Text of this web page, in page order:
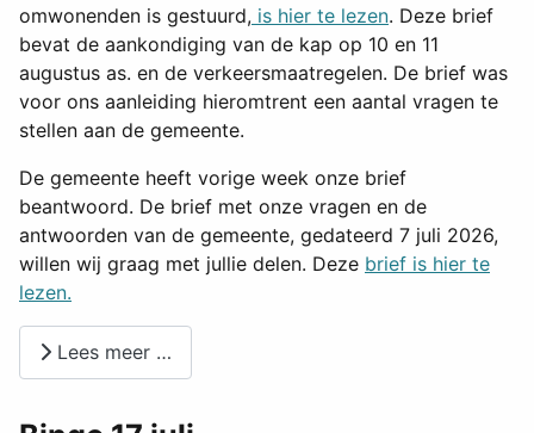
omwonenden is gestuurd, is hier te lezen. Deze brief
bevat de aankondiging van de kap op 10 en 11
augustus as. en de verkeersmaatregelen. De brief was
voor ons aanleiding hieromtrent een aantal vragen te
stellen aan de gemeente.
De gemeente heeft vorige week onze brief
beantwoord. De brief met onze vragen en de
antwoorden van de gemeente, gedateerd 7 juli 2026,
willen wij graag met jullie delen. Deze brief is hier te
lezen.
Lees meer …